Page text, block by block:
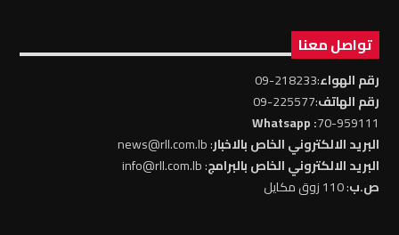
تواصل معنا
رقم الهواء:218233-09
رقم الهاتف:225577-09
70-959111
: Whatsapp
البريد الالكتروني الخاص بالاخبار: news@rll.com.lb
البريد الالكتروني الخاص بالبرامج: info@rll.com.lb
ص.ب: 110 زوق مكايل